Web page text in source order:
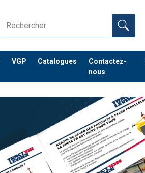
VGP Catalogues
Contactez-
nous